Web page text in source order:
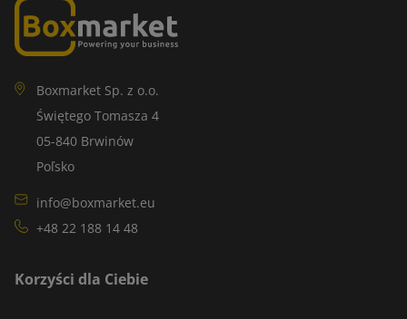
Boxmarket Sp. z o.o.
Świętego Tomasza 4
05-840 Brwinów
Poľsko
info@boxmarket.eu
+48 22 188 14 48
Korzyści dla Ciebie